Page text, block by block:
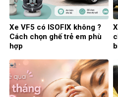
Xe VF5 có ISOFIX không ?
Cách chọn ghế trẻ em phù
hợp